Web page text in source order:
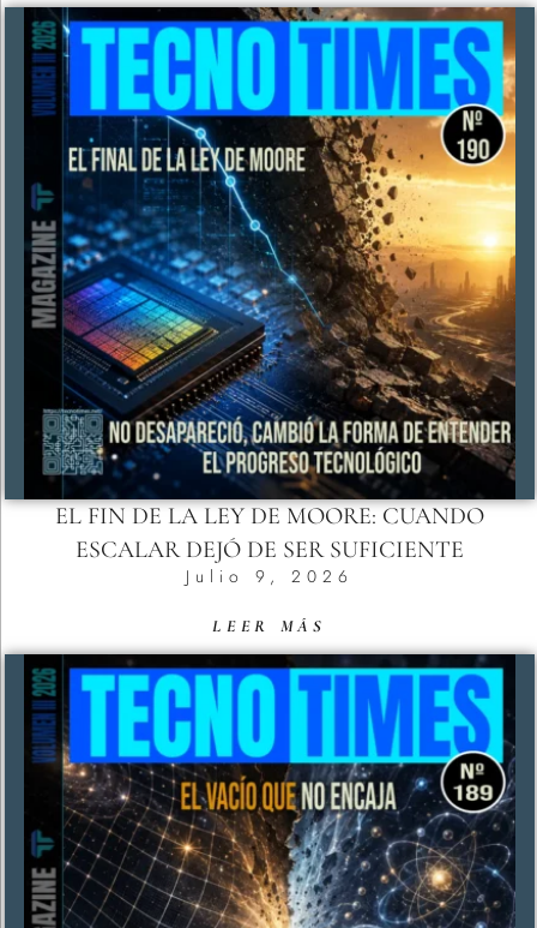
EL FIN DE LA LEY DE MOORE: CUANDO
ESCALAR DEJÓ DE SER SUFICIENTE
Julio 9, 2026
LEER MÁS